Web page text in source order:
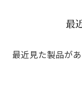
最
最近見た製品があ